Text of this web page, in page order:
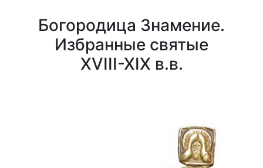
Богородица Знамение.
Избранные святые
XVIII-XIX в.в.